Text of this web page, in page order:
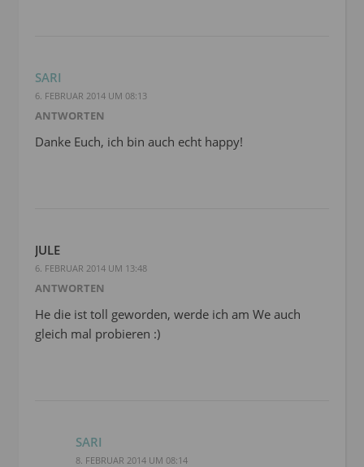
SARI
6. FEBRUAR 2014 UM 08:13
ANTWORTEN
Danke Euch, ich bin auch echt happy!
JULE
6. FEBRUAR 2014 UM 13:48
ANTWORTEN
He die ist toll geworden, werde ich am We auch
gleich mal probieren :)
SARI
8. FEBRUAR 2014 UM 08:14